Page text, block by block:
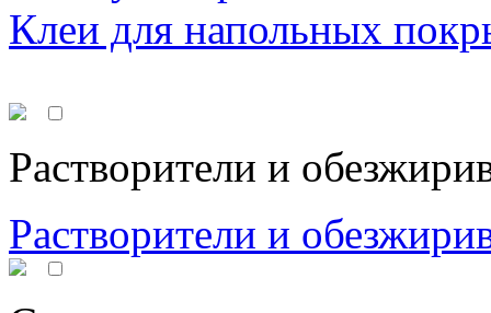
Клеи для напольных
Растворители и
Растворители и